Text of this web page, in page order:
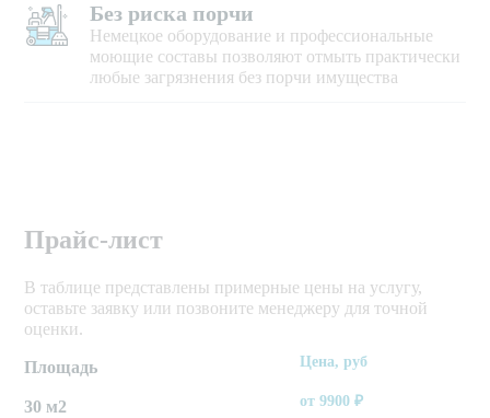
Без риска порчи
Немецкое оборудование и профессиональные
моющие составы позволяют отмыть практически
любые загрязнения без порчи имущества
Прайс-лист
В таблице представлены примерные цены на услугу,
оставьте заявку или позвоните менеджеру для точной
оценки.
Площадь Цена, руб
30 м2 от9900 ₽